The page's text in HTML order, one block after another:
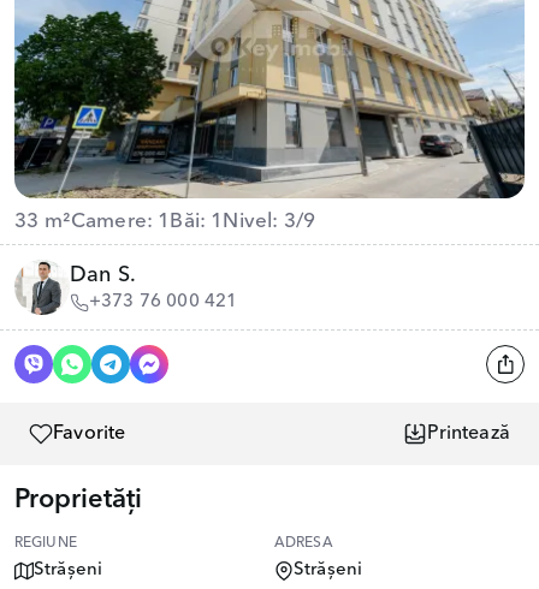
33 m²Camere: 1 Băi: 1 Nivel: 3/9
Dan S.
+373 76 000 421
Favorite Printează
Proprietăți
REGIUNE
Strășeni
ADRESA
Strășeni